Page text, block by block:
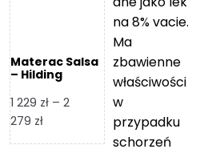
Materac Salsa
– Hilding
1 229 zł – 2
279 złZakres
na 8% vacie.
Ma
zbawienne
właściwości
w
przypadku
schorzeń